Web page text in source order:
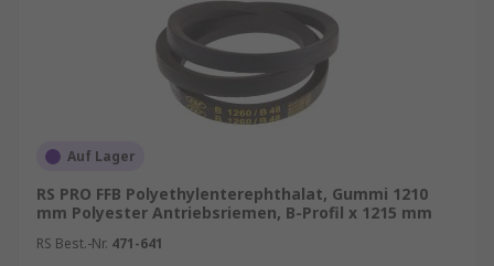
Auf Lager
RS PRO FFB Polyethylenterephthalat, Gummi 1210
mm Polyester Antriebsriemen, B-Profil x 1215 mm
RS Best.-Nr. 471-641